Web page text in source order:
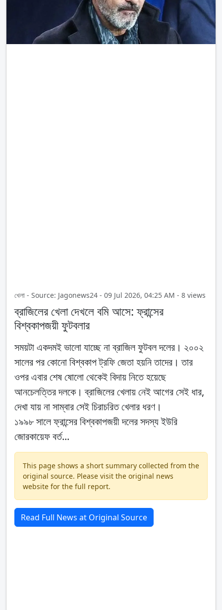
খেলা - Source: Jagonews24 - 09 Jul 2026, 04:25 AM - 8 views
ব্রাজিলের খেলা দেখলে বমি আসে: ফ্রান্সের
বিশ্বকাপজয়ী ফুটবলার
সময়টা একদমই ভালো যাচ্ছে না ব্রাজিল ফুটবল দলের। ২০০২
সালের পর কোনো বিশ্বকাপ ট্রফি জেতা হয়নি তাদের। তার
ওপর এবার শেষ ষোলো থেকেই বিদায় নিতে হয়েছে
আনচেলত্তির দলকে। ব্রাজিলের খেলায় নেই আগের সেই ধার,
দেখা যায় না সাম্বার সেই চিরাচরিত খেলার ধরণ।
১৯৯৮ সালে ফ্রান্সের বিশ্বকাপজয়ী দলের সদস্য ইউরি
জোরকায়েফ বর্ত...
This page shows a short summary collected from the
original source. Please visit the original news
website for the full report.
Read Full News at Original Source